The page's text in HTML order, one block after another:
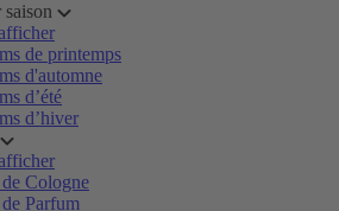
saison
de printemps
d'automne
d’été
d’hiver
Cologne
Parfum